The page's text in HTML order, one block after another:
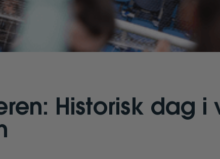
Historisk dag i